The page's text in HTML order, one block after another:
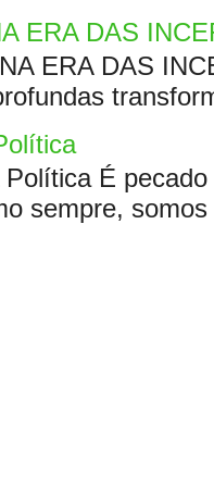
ERA DAS
ERA DAS
É
sempre,